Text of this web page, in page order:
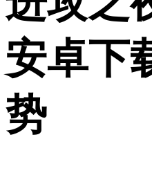
安卓下
势